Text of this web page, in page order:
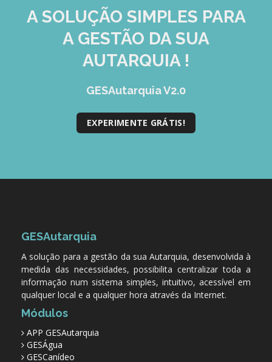
A SOLUÇÃO SIMPLES PARA
A GESTÃO DA SUA
AUTARQUIA !
GESAutarquia V2.0
EXPERIMENTE GRÁTIS!
GESAutarquia
A solução para a gestão da sua Autarquia, desenvolvida à
medida das necessidades, possibilita centralizar toda a
informação num sistema simples, intuitivo, acessível em
qualquer local e a qualquer hora através da Internet.
Módulos
APP GESAutarquia
GESÁgua
GESCanídeo